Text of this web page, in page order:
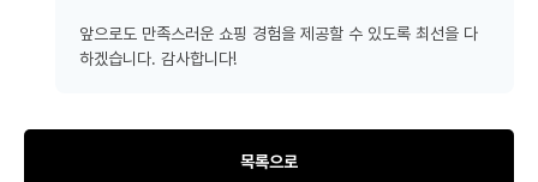
앞으로도 만족스러운 쇼핑 경험을 제공할 수 있도록 최선을 다
하겠습니다. 감사합니다!
목록으로